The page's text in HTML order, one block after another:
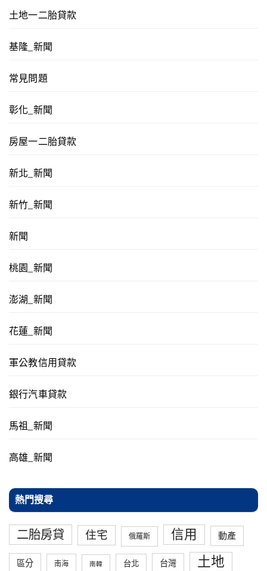
土地一二胎貸款
基隆_新聞
常見問題
彰化_新聞
房屋一二胎貸款
新北_新聞
新竹_新聞
新聞
桃園_新聞
澎湖_新聞
花蓮_新聞
軍公教信用貸款
銀行汽車貸款
馬祖_新聞
高雄_新聞
熱門搜尋
二胎房貸 住宅 俄羅斯 信用 動產
區分 南海 南韓 台北 台灣 土地